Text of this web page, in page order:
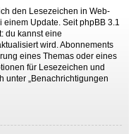
den Lesezeichen in Web-
Update. Seit phpBB 3.1
du kannst eine
wird. Abonnements
eines Themas oder eines
für Lesezeichen und
unter „Benachrichtigungen